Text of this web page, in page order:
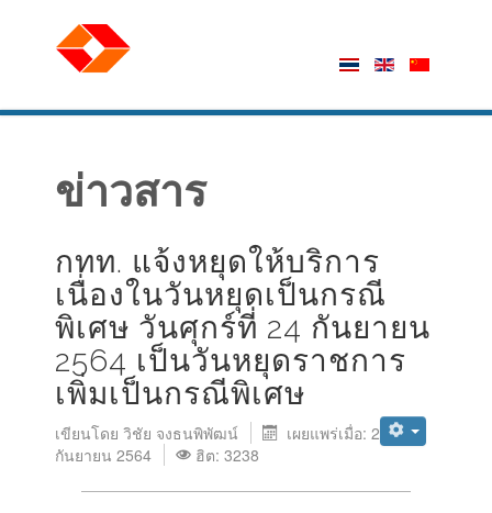
ข่าวสาร
กทท. แจ้งหยุดให้บริการ
เนื่องในวันหยุดเป็นกรณี
พิเศษ วันศุกร์ที่ 24 กันยายน
2564 เป็นวันหยุดราชการ
เพิ่มเป็นกรณีพิเศษ
เขียนโดย วิชัย จงธนพิพัฒน์
เผยแพร่เมื่อ: 21
กันยายน 2564
ฮิต: 3238